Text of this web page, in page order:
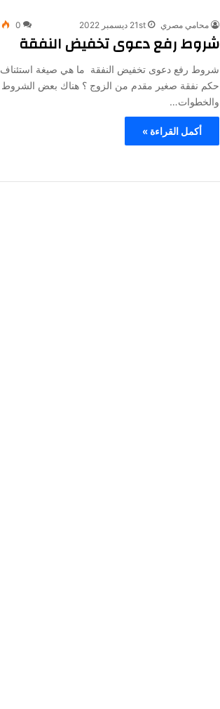
محامي مصري 21st ديسمبر 2022 0
شروط رفع دعوى تخفيض النفقة
شروط رفع دعوى تخفيض النفقة ما هي صيغة استئناف
حكم نفقة صغير مقدم من الزوج ؟ هناك بعض الشروط
والخطوات…
أكمل القراءة »